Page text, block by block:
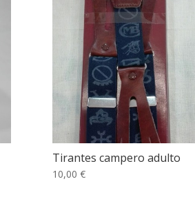
Tirantes campero adulto
10,00 €